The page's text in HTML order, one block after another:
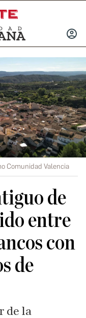
INICIAR
Comunidad Valencia
de
entre
con
de
de la